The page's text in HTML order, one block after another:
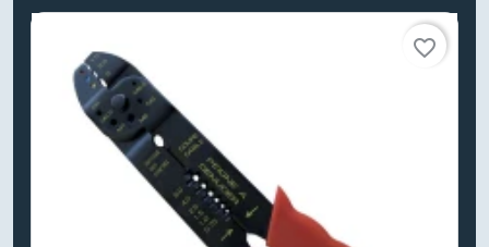
favorite_border